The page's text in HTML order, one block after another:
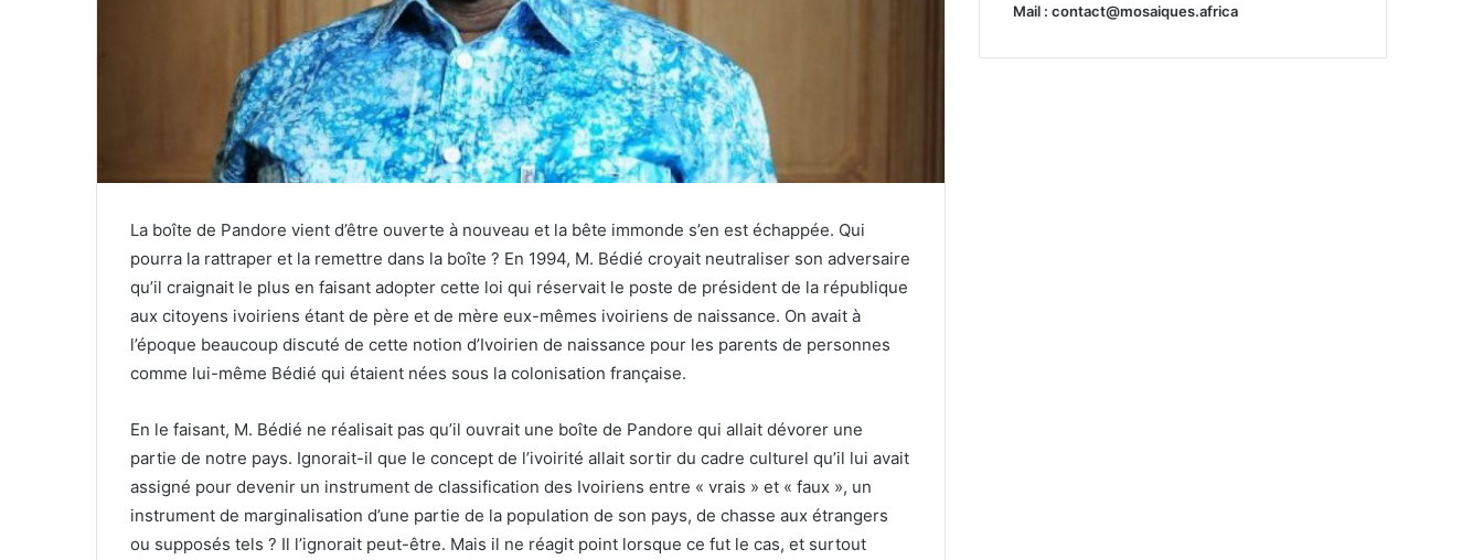
La boîte de Pandore vient d’être ouverte à nouveau et la bête immonde s’en est échappée. Qui
pourra la rattraper et la remettre dans la boîte ? En 1994, M. Bédié croyait neutraliser son adversaire
qu’il craignait le plus en faisant adopter cette loi qui réservait le poste de président de la république
aux citoyens ivoiriens étant de père et de mère eux-mêmes ivoiriens de naissance. On avait à
l’époque beaucoup discuté de cette notion d’Ivoirien de naissance pour les parents de personnes
comme lui-même Bédié qui étaient nées sous la colonisation française.
En le faisant, M. Bédié ne réalisait pas qu’il ouvrait une boîte de Pandore qui allait dévorer une
partie de notre pays. Ignorait-il que le concept de l’ivoirité allait sortir du cadre culturel qu’il lui avait
assigné pour devenir un instrument de classification des Ivoiriens entre « vrais » et « faux », un
instrument de marginalisation d’une partie de la population de son pays, de chasse aux étrangers
ou supposés tels ? Il l’ignorait peut-être. Mais il ne réagit point lorsque ce fut le cas, et surtout
Mail : contact@mosaiques.africa